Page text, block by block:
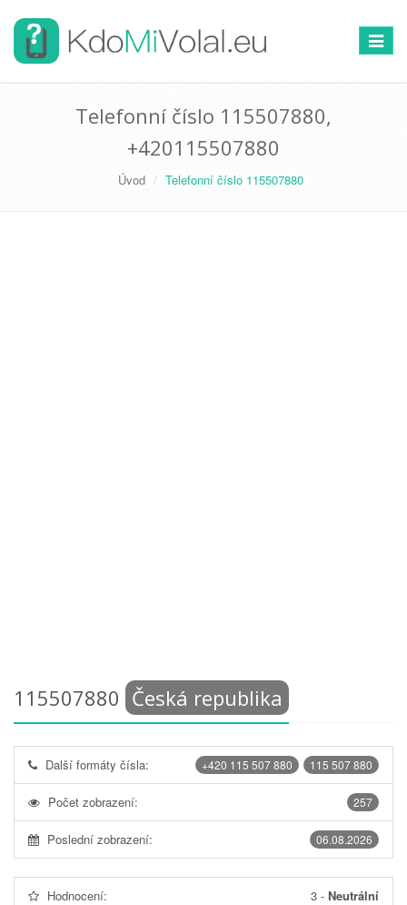
Telefonní číslo 115507880,
+420115507880
Úvod Telefonní číslo 115507880
115507880 Česká republika
115 507 880
+420 115 507 880
Další formáty čísla:
257
Počet zobrazení:
06.08.2026
Poslední zobrazení:
Hodnocení: 3 - Neutrální